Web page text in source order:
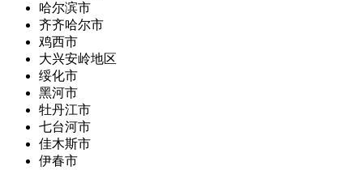
哈尔滨市
齐齐哈尔市
鸡西市
大兴安岭地区
绥化市
黑河市
牡丹江市
七台河市
佳木斯市
伊春市